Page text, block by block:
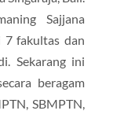
Sajjana
7 fakultas dan
Sekarang ini
beragam
SBMPTN,